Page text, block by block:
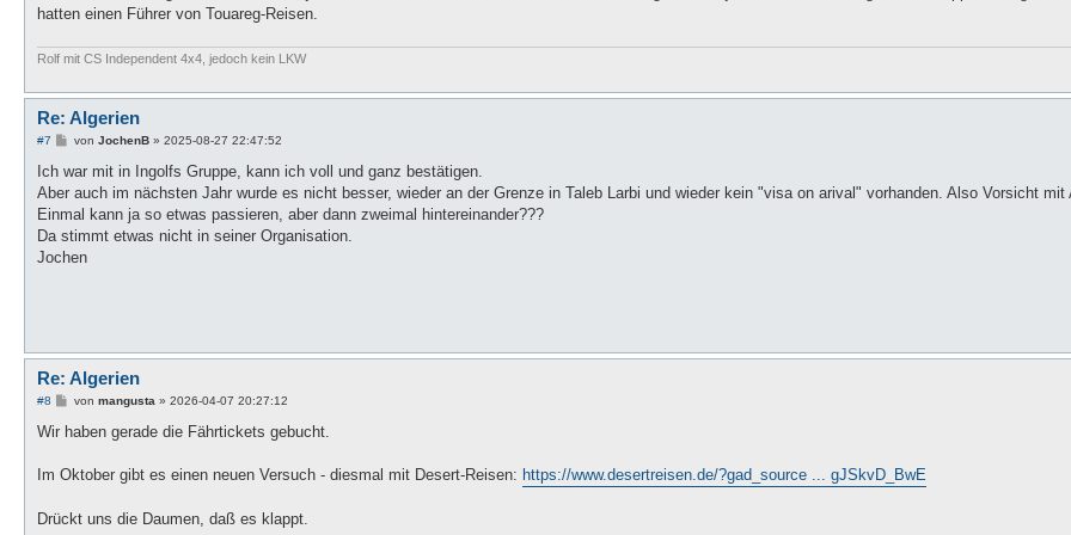
hatten einen Führer von Touareg-Reisen.
Rolf mit CS Independent 4x4, jedoch kein LKW
Re: Algerien
#7
B
i
a
von JochenB» 2025-08-27 22:47:52
Ich war mit in Ingolfs Gruppe, kann ich voll und ganz bestätigen.
Aber auch im nächsten Jahr wurde es nicht besser, wieder an der Grenze in Taleb Larbi und wieder kein "visa on arival" vorhanden. Also Vorsicht mit
Einmal kann ja so etwas passieren, aber dann zweimal hintereinander???
Da stimmt etwas nicht in seiner Organisation.
Jochen
Re: Algerien
#8
B
i
a
von mangusta» 2026-04-07 20:27:12
Wir haben gerade die Fährtickets gebucht.
Im Oktober gibt es einen neuen Versuch - diesmal mit Desert-Reisen: https://www.desertreisen.de/?gad_source ... gJSkvD_BwE
Drückt uns die Daumen, daß es klappt.